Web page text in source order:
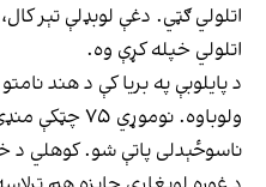
اتلولي خپله کړې وه.
د پایلوبې په بریا کې د هند
ولوباوه.
ناسوځېدلی پاتې شو. کوهلي د